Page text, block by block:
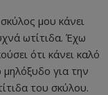
μου κάνει
ωτίτιδα. Έχω
ότι κάνει καλό
μηλόξυδο για την
του σκύλου.